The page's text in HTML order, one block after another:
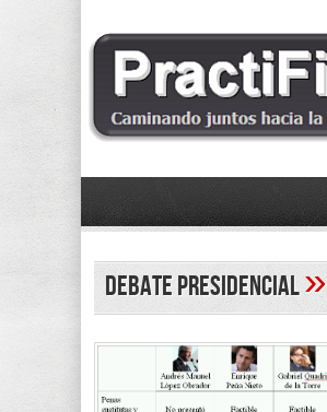
debate presidencial»